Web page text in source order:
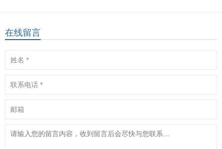
在线留言